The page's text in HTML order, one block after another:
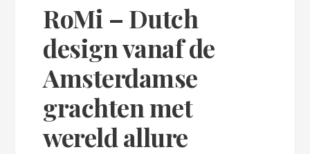
RoMi – Dutch
design vanaf de
Amsterdamse
grachten met
wereld allure